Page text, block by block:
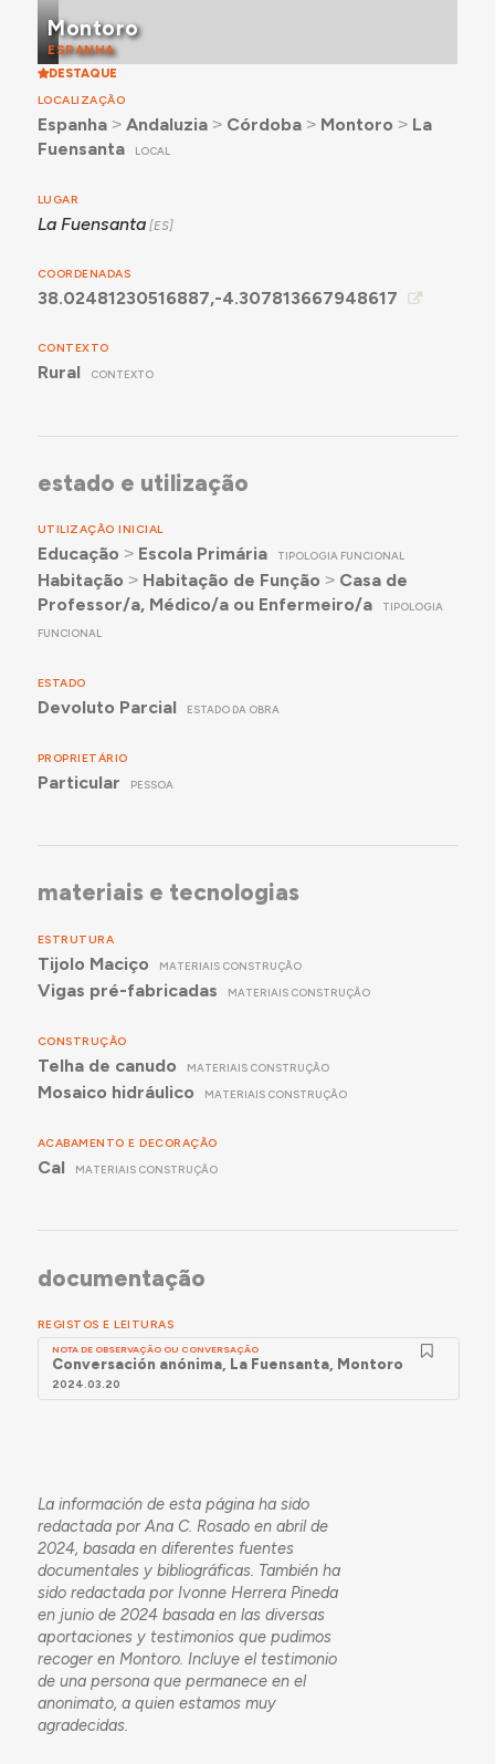
Montoro
ESPANHA
DESTAQUE
LOCALIZAÇÃO
Espanha˃ Andaluzia˃ Córdoba˃ Montoro ˃ La
Fuensanta
LOCAL
LUGAR
La Fuensanta
COORDENADAS
38.02481230516887,-4.307813667948617
CONTEXTO
Rural CONTEXTO
estado e utilização
UTILIZAÇÃO INICIAL
Educação ˃ Escola Primária TIPOLOGIA FUNCIONAL
Habitação ˃ Habitação de Função ˃ Casa de
Professor/a, Médico/a ou Enfermeiro/a
TIPOLOGIA
FUNCIONAL
ESTADO
Devoluto Parcial ESTADO DA OBRA
PROPRIETÁRIO
Particular PESSOA
materiais e tecnologias
ESTRUTURA
Tijolo Maciço MATERIAIS CONSTRUÇÃO
Vigas pré-fabricadas MATERIAIS CONSTRUÇÃO
CONSTRUÇÃO
Telha de canudo MATERIAIS CONSTRUÇÃO
Mosaico hidráulico MATERIAIS CONSTRUÇÃO
ACABAMENTO E DECORAÇÃO
Cal MATERIAIS CONSTRUÇÃO
documentação
REGISTOS E LEITURAS
NOTA DE OBSERVAÇÃO OU CONVERSAÇÃO
Conversación anónima, La Fuensanta, Montoro
2024.03.20
La información de esta página ha sido
redactada por Ana C. Rosado en abril de
2024, basada en diferentes fuentes
documentales y bibliográficas. También ha
sido redactada por Ivonne Herrera Pineda
en junio de 2024 basada en las diversas
aportaciones y testimonios que pudimos
recoger en Montoro. Incluye el testimonio
de una persona que permanece en el
anonimato, a quien estamos muy
agradecidas.